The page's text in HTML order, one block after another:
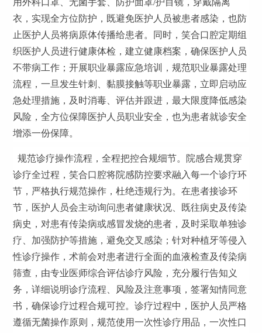
用外科口罩、无菌手套、防护面罩/护目镜，穿戴隔离
衣，实现全方位防护，既避免医护人员被患者感染，也防
止医护人员将病原体传播给患者。同时，笑合口腔定期组
织医护人员进行健康体检，建立健康档案，确保医护人员
不带病工作；开展职业暴露应急培训，规范职业暴露处理
流程，一旦发生针刺、黏膜接触等职业暴露，立即启动应
急处理措施，及时消毒、评估并跟进，最大限度降低感染
风险，全方位保障医护人员职业安全，也为患者就诊安全
增添一份保障。
规范诊疗操作流程，全程把控合规细节。院感合规贯穿
诊疗全过程，笑合口腔将院感防控要求融入每一个诊疗环
节，严格执行规范操作，杜绝违规行为。在患者接诊环
节，医护人员会主动询问患者健康状况、既往病史及传染
病史，对患有传染病或感冒发烧的患者，及时采取单独诊
疗、加强防护等措施，避免交叉感染；针对种植牙等侵入
性诊疗操作，术前会对患者进行全面的血液检查及传染病
筛查，由专业医师综合评估诊疗风险，充分履行告知义
务，详细说明诊疗流程、风险及注意事项，签署知情同意
书，确保诊疗过程合规可控。诊疗过程中，医护人员严格
遵循无菌操作原则，规范使用一次性诊疗用品，一次性口